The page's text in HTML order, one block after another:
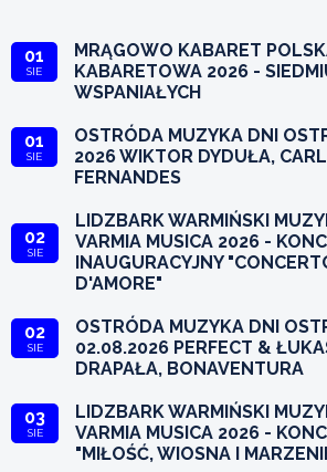
01
SIE
MRĄGOWO KABARET
KABARETOWA 2026 -
WSPANIAŁYCH
01
SIE
OSTRÓDA MUZYKA DNI
2026 WIKTOR DYDUŁA,
FERNANDES
02
SIE
LIDZBARK WARMIŃSKI
VARMIA MUSICA 2026 -
INAUGURACYJNY
D'AMORE"
02
SIE
OSTRÓDA MUZYKA DNI
02.08.2026 PERFECT &
DRAPAŁA, BONAVENTURA
03
SIE
LIDZBARK WARMIŃSKI
VARMIA MUSICA 2026 -
"MIŁOŚĆ, WIOSNA I